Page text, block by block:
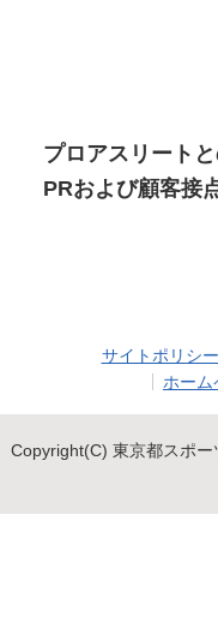
プロアスリート
PRおよび顧客接
サイトポリシー
ホーム
Copyright(C) 東京都スポ